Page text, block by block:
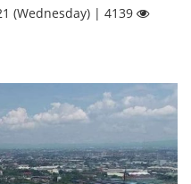
(Wednesday) | 4139